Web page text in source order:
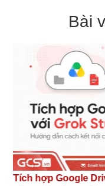
Bài
Tích hợp Google